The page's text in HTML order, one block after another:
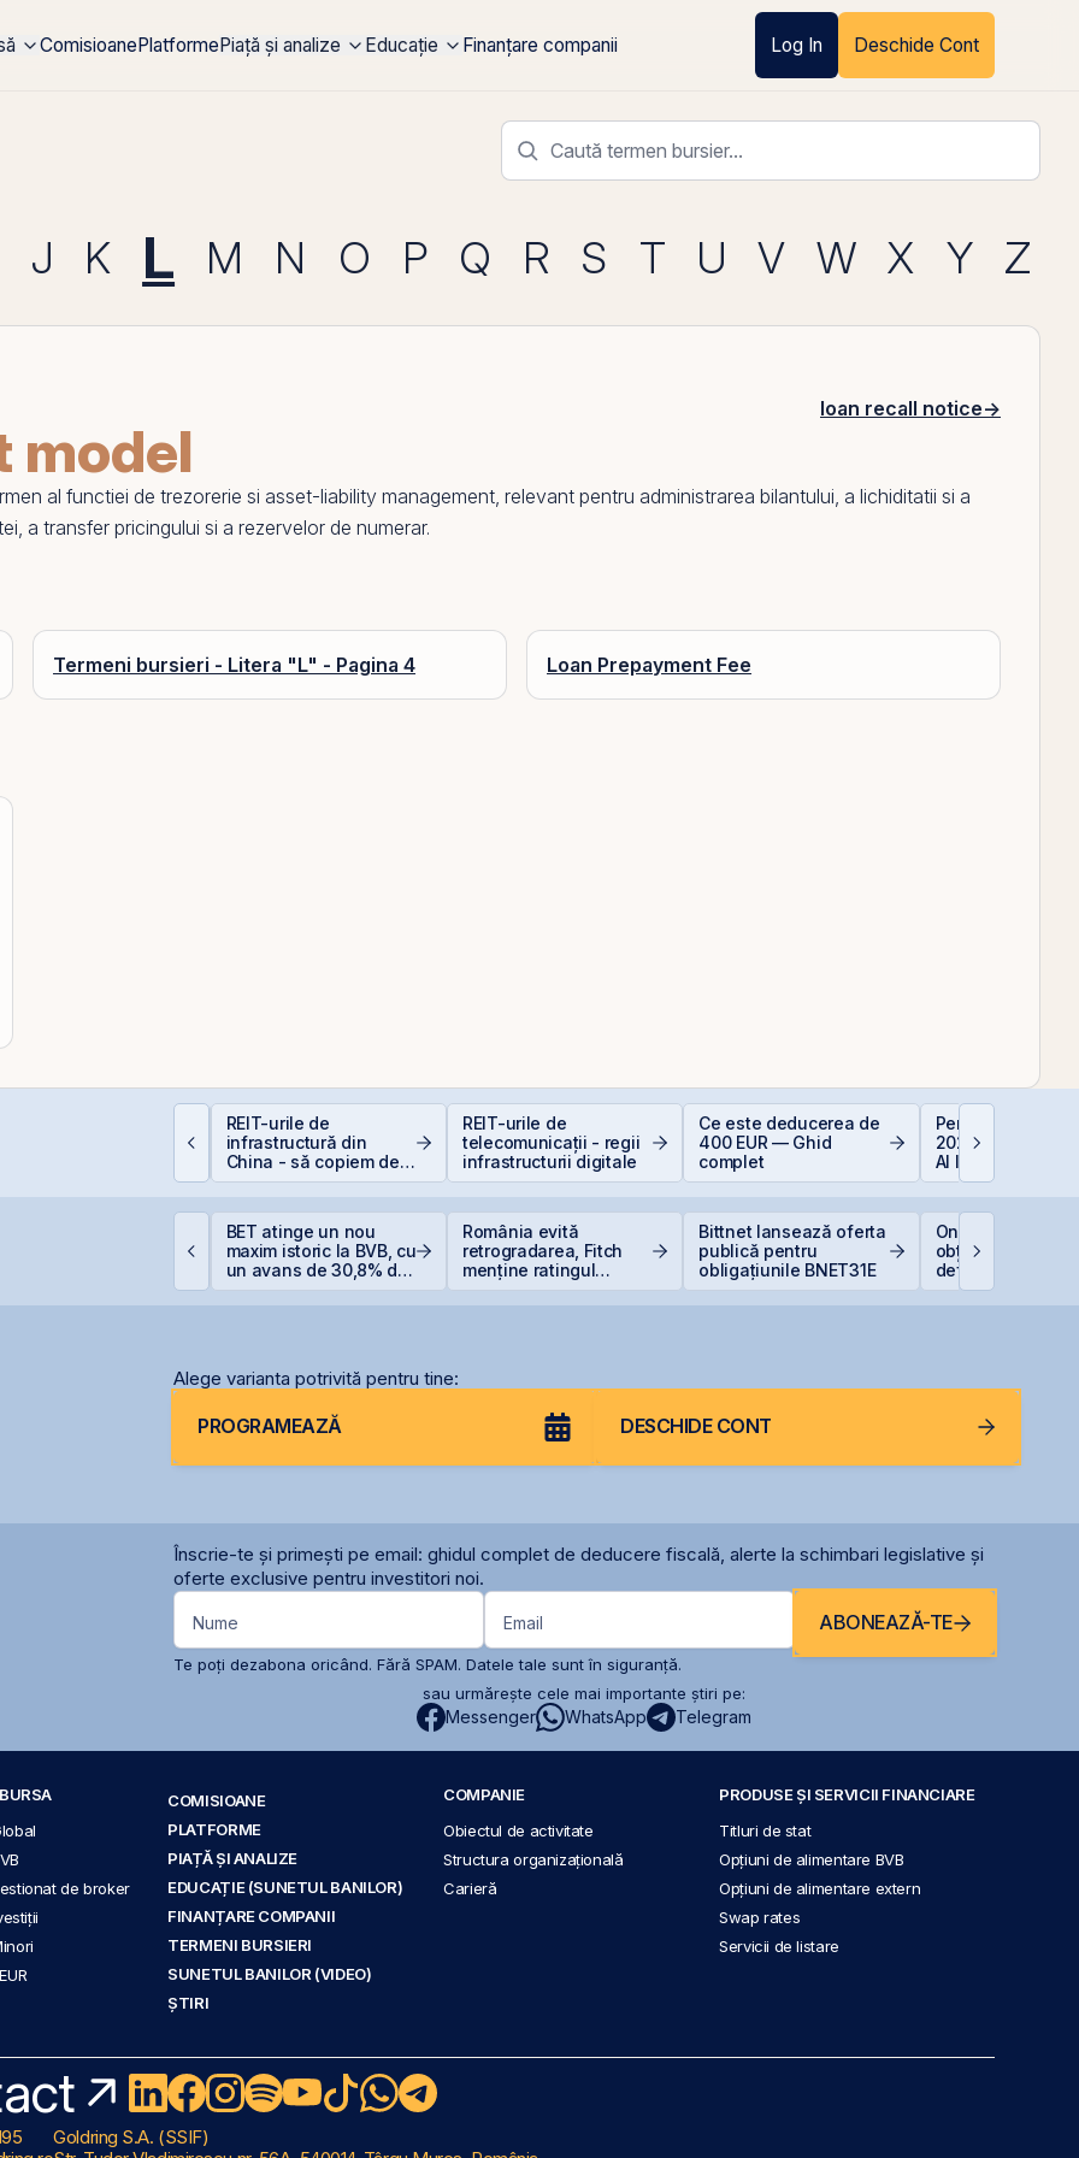
ComisioanePlatformePiață și analize Educație Finanțare companii Log In Deschide Cont
J K L M N O P Q R S T U V W X Y Z
loan recall notice→
model
al functiei de trezorerie si asset-liability management, relevant pentru administrarea bilantului, a lichiditatii si a
a transfer pricingului si a rezervelor de numerar.
Termeni bursieri - Litera "L" - Pagina 4 Loan Prepayment Fee
REIT-urile de
infrastructură din
China - să copiem de
la cel ce copiază?!
REIT-urile de
telecomunicații - regii
infrastructurii digitale
Ce este deducerea de
400 EUR — Ghid
complet
Perspective
2026: De la
AI la Noua
Economică
BET atinge un nou
maxim istoric la BVB, cu
un avans de 30,8% de
România evită
retrogradarea, Fitch
menține ratingul
Bittnet lansează oferta
publică pentru
obligațiunile BNET31E
One United
obține o hotărâre
definitivă
pentru One
Alege varianta potrivită pentru tine:
PROGRAMEAZĂ DESCHIDE CONT
Înscrie-te și primești pe email: ghidul complet de deducere fiscală, alerte la schimbari legislative și
oferte exclusive pentru investitori noi.
Nume Email ABONEAZĂ-TE
Te poți dezabona oricând. Fără SPAM. Datele tale sunt în siguranță.
sau urmărește cele mai importante știri pe:
Messenger WhatsApp Telegram
de broker
COMISIOANE
PLATFORME
PIAȚĂ ȘI ANALIZE
EDUCAȚIE (SUNETUL BANILOR)
FINANȚARE COMPANII
TERMENI BURSIERI
SUNETUL BANILOR (VIDEO)
ȘTIRI
COMPANIE
Obiectul de activitate
Structura organizațională
Carieră
PRODUSE ȘI SERVICII FINANCIARE
Titluri de stat
Opțiuni de alimentare BVB
Opțiuni de alimentare extern
Swap rates
Servicii de listare
Goldring S.A. (SSIF)